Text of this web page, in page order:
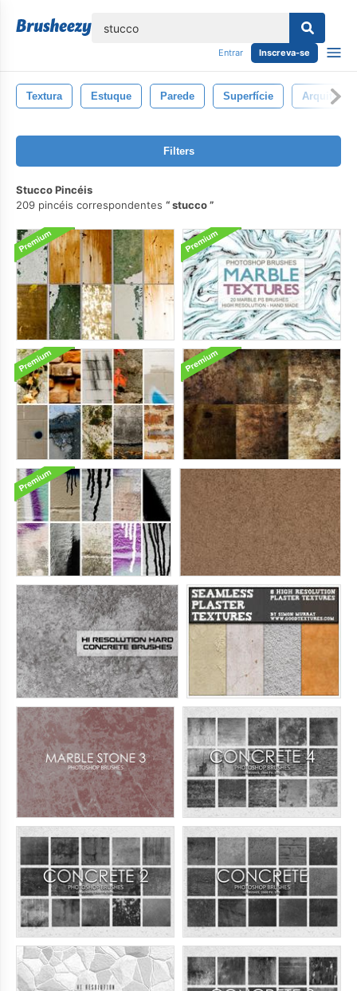
Entrar Inscreva-se
Textura Estuque Parede Superfície Arquitetura
Filters
Stucco Pincéis
209 pincéis correspondentes
stucco